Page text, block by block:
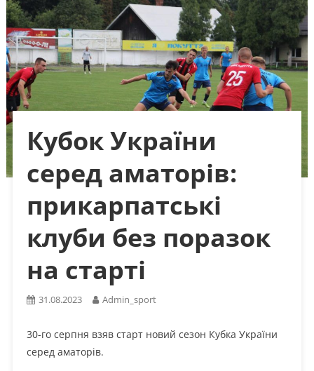
Кубок України
серед аматорів:
прикарпатські
клуби без поразок
на старті
31.08.2023 Admin_sport
30-го серпня взяв старт новий сезон Кубка України
серед аматорів.